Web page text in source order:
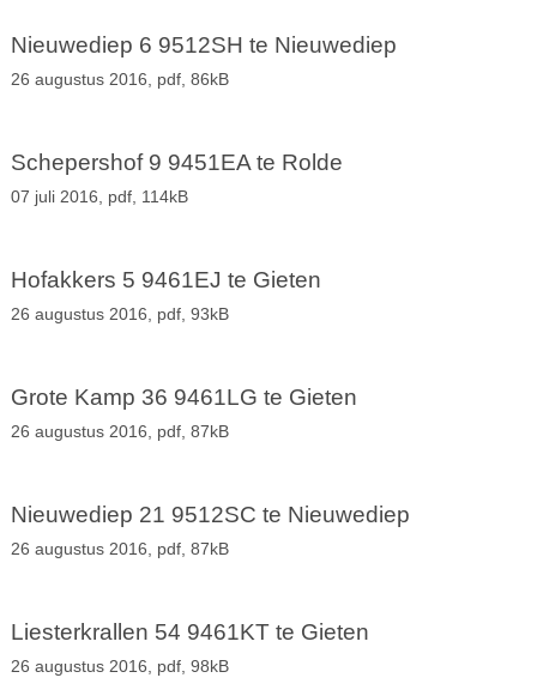
Nieuwediep 6 9512SH te Nieuwediep
26 augustus 2016, pdf, 86kB
Schepershof 9 9451EA te Rolde
07 juli 2016, pdf, 114kB
Hofakkers 5 9461EJ te Gieten
26 augustus 2016, pdf, 93kB
Grote Kamp 36 9461LG te Gieten
26 augustus 2016, pdf, 87kB
Nieuwediep 21 9512SC te Nieuwediep
26 augustus 2016, pdf, 87kB
Liesterkrallen 54 9461KT te Gieten
26 augustus 2016, pdf, 98kB